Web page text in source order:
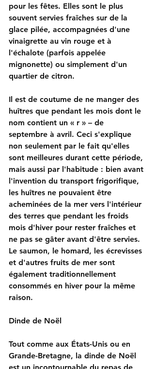
pour les fêtes. Elles sont le plus
souvent servies fraîches sur de la
glace pilée, accompagnées d'une
vinaigrette au vin rouge et à
l'échalote (parfois appelée
mignonette) ou simplement d'un
quartier de citron.
Il est de coutume de ne manger des
huîtres que pendant les mois dont le
nom contient un « r » – de
septembre à avril. Ceci s'explique
non seulement par le fait qu'elles
sont meilleures durant cette période,
mais aussi par l'habitude : bien avant
l'invention du transport frigorifique,
les huîtres ne pouvaient être
acheminées de la mer vers l'intérieur
des terres que pendant les froids
mois d'hiver pour rester fraîches et
ne pas se gâter avant d'être servies.
Le saumon, le homard, les écrevisses
et d'autres fruits de mer sont
également traditionnellement
consommés en hiver pour la même
raison.
Dinde de Noël
Tout comme aux États-Unis ou en
Grande-Bretagne, la dinde de Noël